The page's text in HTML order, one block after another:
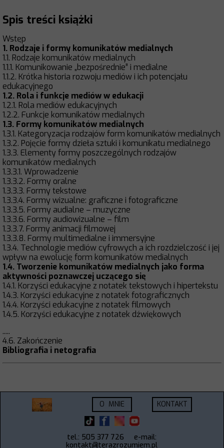
Spis treści książki
Wstęp
1. Rodzaje i formy komunikatów medialnych
1.1. Rodzaje komunikatów medialnych
1.1.1. Komunikowanie „bezpośrednie” i medialne
1.1.2. Krótka historia rozwoju mediów i ich potencjału
edukacyjnego
1.2. Rola i funkcje mediów w edukacji
1.2.1. Rola mediów edukacyjnych
1.2.2. Funkcje komunikatów medialnych
1.3. Formy komunikatów medialnych
1.3.1. Kategoryzacja rodzajów form komunikatów medialnych
1.3.2. Pojęcie formy dzieła sztuki i komunikatu medialnego
1.3.3. Elementy formy poszczególnych rodzajów
komunikatów medialnych
1.3.3.1. Wprowadzenie
1.3.3.2. Formy oralne
1.3.3.3. Formy tekstowe
1.3.3.4. Formy wizualne: graficzne i fotograficzne
1.3.3.5. Formy audialne – muzyczne
1.3.3.6. Formy audiowizualne – film
1.3.3.7. Formy animacji filmowej
1.3.3.8. Formy multimedialne i immersyjne
1.3.4. Technologie mediów cyfrowych a ich rozdzielczość i jej
wpływ na ewolucję form komunikatów medialnych
1.4. Tworzenie komunikatów medialnych jako forma
aktywności poznawczej uczącego się
1.4.1. Korzyści edukacyjne z notatek tekstowych i hipertekstu
1.4.3. Korzyści edukacyjne z notatek fotograficznych
1.4.4. Korzyści edukacyjne z notatek filmowych
1.4.5. Korzyści edukacyjne z notatek dźwiękowych
.....
4.6. Zakończenie
Bibliografia i netografia
O MNIE KONTAKT
tel.: 505 377 726
e-mail:
kontakt@terazrozumiem.pl